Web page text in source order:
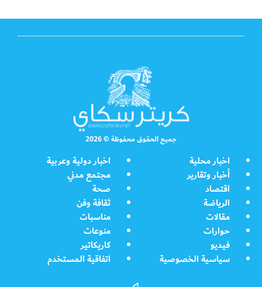
جميع الحقوق محفوظة © 2026
اخبار محلية
اخبار دولية وعربية
أخبار وتقارير
مجتمع مدني
اقتصاد
صحة
الرياضة
ثقافة وفن
مقالات
مناسبات
حوارات
منوعات
فيديو
كاريكاتير
سياسية الخصوصية
اتفاقية المستخدم